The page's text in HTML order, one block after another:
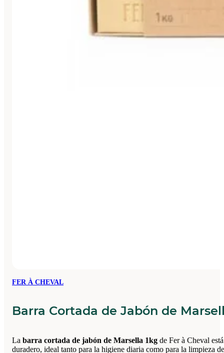
FER À CHEVAL
Barra Cortada de Jabón de
La barra cortada de jabón de Marsella 1kg de Fer à Cheval
duradero, ideal tanto para la higiene diaria como para la limpieza